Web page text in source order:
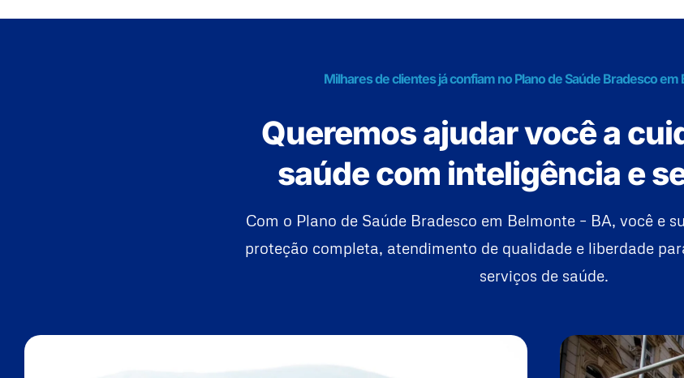
Milhares de clientes já confiam no Plano de Saúde Bradesco em
Queremos ajudar você a
saúde com inteligência e
Com o Plano de Saúde Bradesco em Belmonte – BA, você e
proteção completa, atendimento de qualidade e liberdade
serviços de saúde.